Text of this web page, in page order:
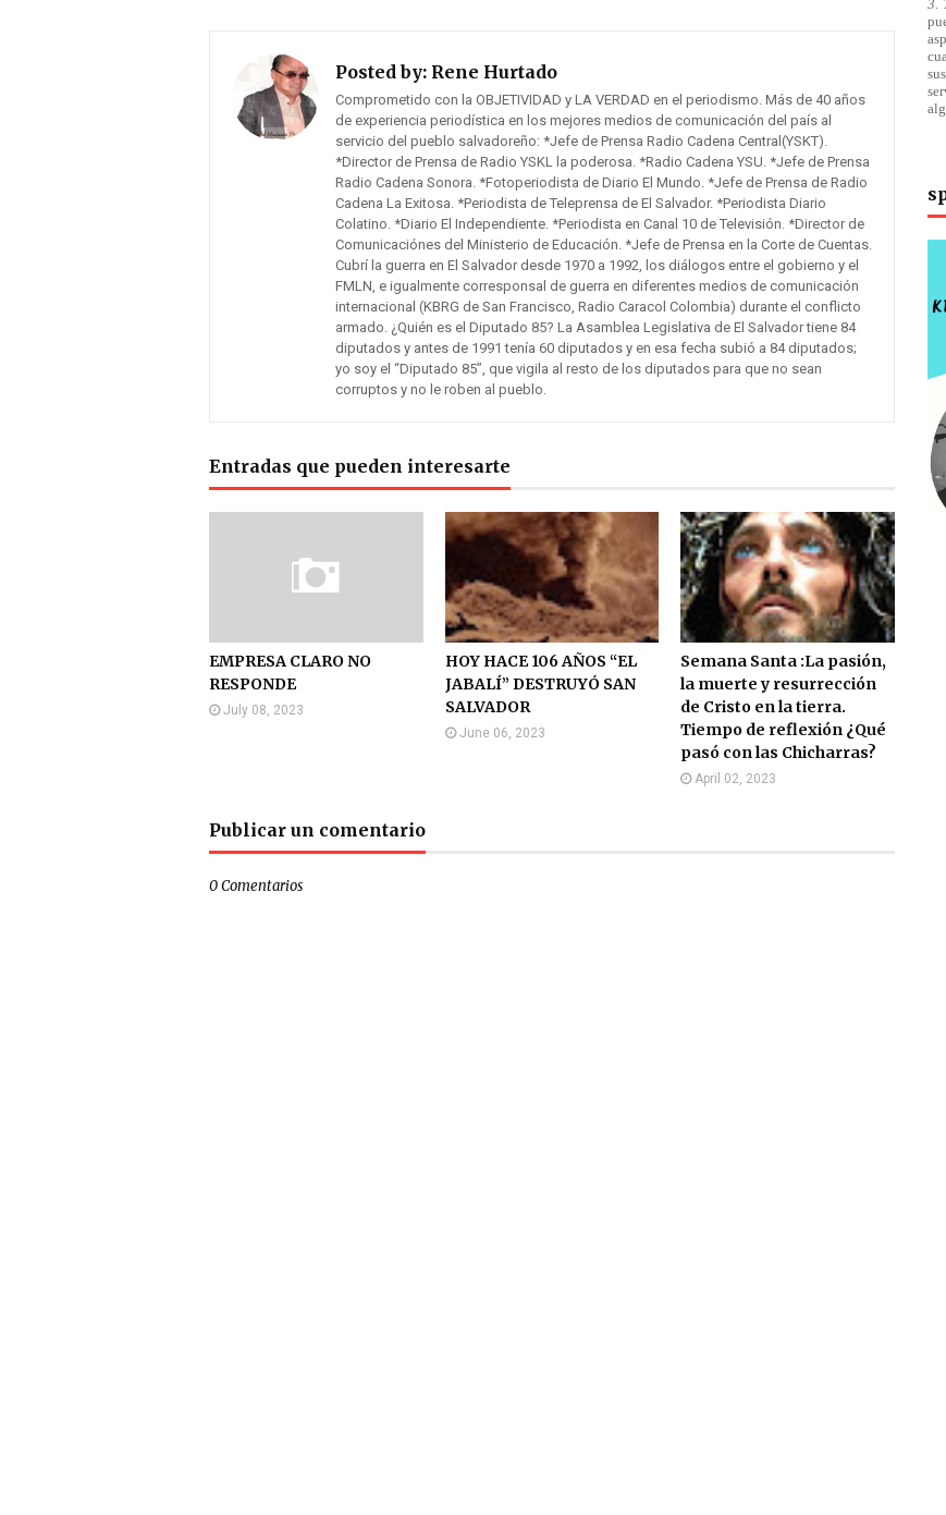
Posted by: Rene Hurtado
Comprometido con la OBJETIVIDAD y LA VERDAD en el periodismo. Más de 40 años
de experiencia periodística en los mejores medios de comunicación del país al
servicio del pueblo salvadoreño: *Jefe de Prensa Radio Cadena Central(YSKT).
*Director de Prensa de Radio YSKL la poderosa. *Radio Cadena YSU. *Jefe de Prensa
Radio Cadena Sonora. *Fotoperiodista de Diario El Mundo. *Jefe de Prensa de Radio
Cadena La Exitosa. *Periodista de Teleprensa de El Salvador. *Periodista Diario
Colatino. *Diario El Independiente. *Periodista en Canal 10 de Televisión. *Director de
Comunicaciónes del Ministerio de Educación. *Jefe de Prensa en la Corte de Cuentas.
Cubrí la guerra en El Salvador desde 1970 a 1992, los diálogos entre el gobierno y el
FMLN, e igualmente corresponsal de guerra en diferentes medios de comunicación
internacional (KBRG de San Francisco, Radio Caracol Colombia) durante el conflicto
armado. ¿Quién es el Diputado 85? La Asamblea Legislativa de El Salvador tiene 84
diputados y antes de 1991 tenía 60 diputados y en esa fecha subió a 84 diputados;
yo soy el “Diputado 85”, que vigila al resto de los diputados para que no sean
corruptos y no le roben al pueblo.
Entradas que pueden interesarte
EMPRESA CLARO NO
RESPONDE
July 08, 2023
HOY HACE 106 AÑOS “EL
JABALÍ” DESTRUYÓ SAN
SALVADOR
June 06, 2023
Semana Santa :La pasión,
la muerte y resurrección
de Cristo en la tierra.
Tiempo de reflexión ¿Qué
pasó con las Chicharras?
April 02, 2023
Publicar un comentario
0 Comentarios
3.